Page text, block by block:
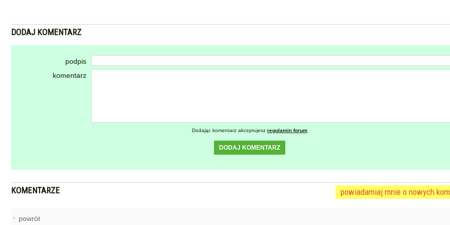
DODAJ KOMENTARZ
podpis
komentarz
Dodając komentarz akceptujesz regulamin forum
DODAJ KOMENTARZ
KOMENTARZE powiadamiaj mnie o nowych
powrót